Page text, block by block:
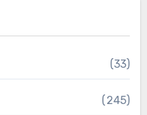
(33)
(245)